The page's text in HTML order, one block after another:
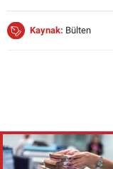
Kaynak: Bülten